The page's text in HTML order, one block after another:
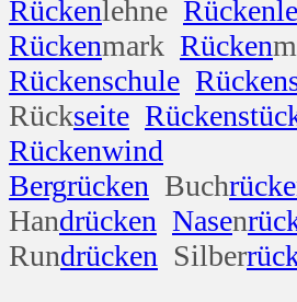
Rückenlehne Rücken
Rückenmark Rücken
Rückenschule Rücken
Rückseite Rücken
Rückenwind
Bergrücken Buch
Handrücken Nasen
Rundrücken Silber